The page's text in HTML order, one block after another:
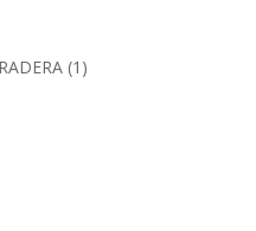
(1)